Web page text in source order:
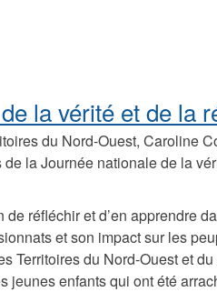
la vérité et de la
du Nord-Ouest, Caroline
la Journée nationale de la
de réfléchir et d’en apprendre
et son impact sur les
Territoires du Nord-Ouest et
jeunes enfants qui ont été